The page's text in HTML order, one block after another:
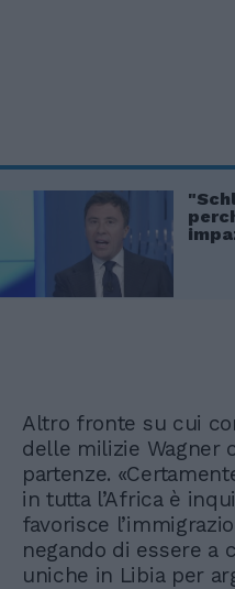
Altro fronte su cui
delle milizie Wagner
partenze.
in tutta l’Africa è
favorisce
negando di essere a
uniche in Libia per